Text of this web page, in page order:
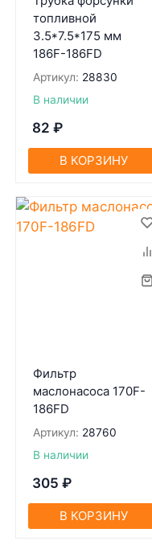
топливной
3.5*7.5*175 мм
186F-186FD
Артикул: 28830
В наличии
82 ₽
В КОРЗИНУ
Фильтр
маслонасоса 170F-
186FD
Артикул: 28760
В наличии
305 ₽
В КОРЗИНУ